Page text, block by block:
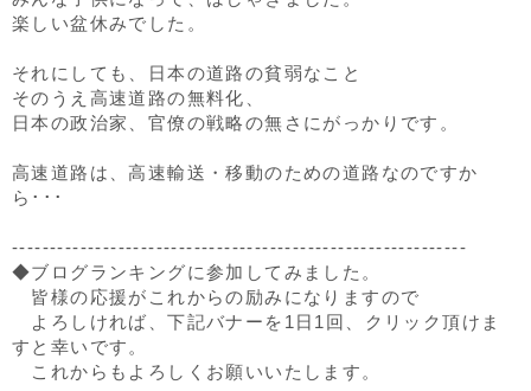
楽しい盆休みでした。
それにしても、日本の道路の貧弱なこと
そのうえ高速道路の無料化、
日本の政治家、官僚の戦略の無さにがっかりです。
高速道路は、高速輸送・移動のための道路なのですか
ら･･･
------------------------------------------------------------
◆ブログランキングに参加してみました。
皆様の応援がこれからの励みになりますので
よろしければ、下記バナーを1日1回、クリック頂けま
すと幸いです。
これからもよろしくお願いいたします。